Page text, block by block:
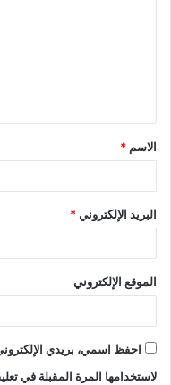
ق
*
الاسم *
البريد الإلكتروني*
الموقع الإلكتروني
احفظ اسمي، بريدي
لاستخدامها المرة المقبلة في